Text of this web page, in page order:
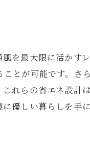
を最大限に活かす
とが可能です。さら
れらの省エネ設計
優しい暮らしを手